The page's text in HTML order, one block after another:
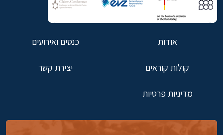
אודות כנסים ואירועים
קולות קוראים יצירת קשר
מדיניות פרטיות